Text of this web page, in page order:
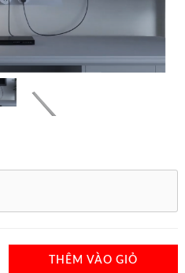
THÊM VÀO GIỎ